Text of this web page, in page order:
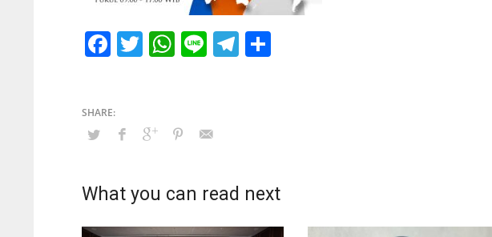
Facebook
Twitter
WhatsApp
LineTelegram
What you can read next